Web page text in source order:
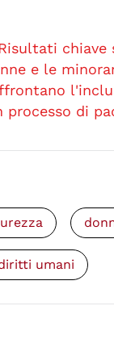
chiave
e le
processo di
umani